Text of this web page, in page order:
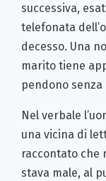
successiva,
telefonata
decesso. Una
marito tiene
pendono
Nel verbale
una vicina di
raccontato che
stava male, al